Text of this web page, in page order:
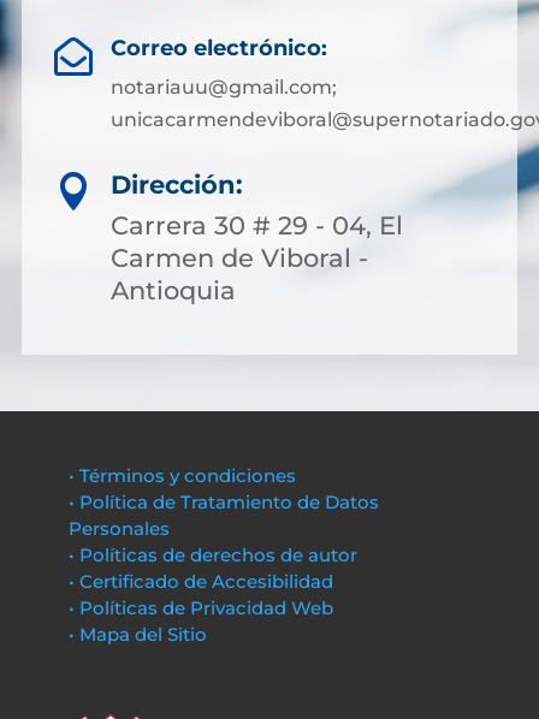
 Correo electrónico:
notariauu@gmail.com;

Dirección:
Carrera 30 # 29 - 04, El
Carmen de Viboral -
Antioquia
• Términos y condiciones
• Política de Tratamiento de Datos
Personales
• Políticas de derechos de autor
• Certificado de Accesibilidad
• Políticas de Privacidad Web
• Mapa del Sitio